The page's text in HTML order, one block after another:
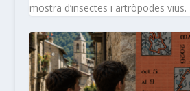
mostra d’insectes i artròpodes vius.